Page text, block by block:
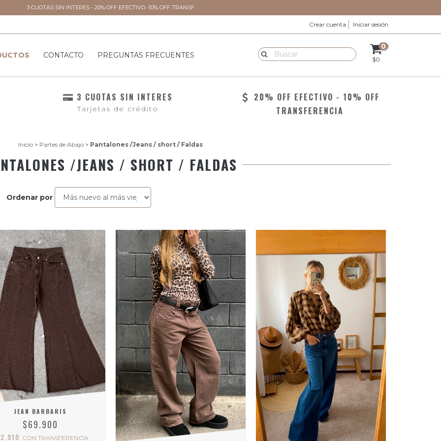
3 CUOTAS SIN INTERES - 20% OFF EFECTIVO -10% OFF TRANSF
Crear cuenta Iniciar sesión
CONTACTO PREGUNTAS FRECUENTES
0
$0
3 CUOTAS SIN INTERES
Tarjetas de crédito
20% OFF EFECTIVO - 10% OFF
TRANSFERENCIA
Inicio > Partes de Abajo > Pantalones /Jeans / short / Faldas
/JEANS / SHORT / FALDAS
Ordenar por
JEAN BARBARIS
$69.900
CON TRANSFERENCIA